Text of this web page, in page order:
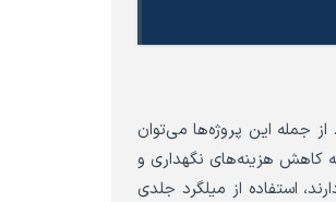
جمله این پروژه‌ها می‌توان
کاهش هزینه‌های نگهداری و
استفاده از میلگرد جلدی